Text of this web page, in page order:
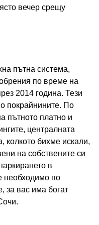
вечер срещу
пътна система,
по време на
2014 година. Тези
покрайнините. По
пътното платно и
централната
колкото бихме искали,
на собствените си
в
необходимо по
за вас има богат